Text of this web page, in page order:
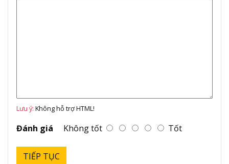
Lưu ý: Không hỗ trợ HTML!
Đánh giá Không tốt Tốt
TIẾP TỤC